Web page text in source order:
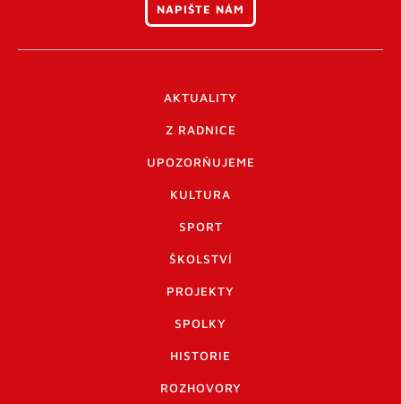
NAPIŠTE NÁM
AKTUALITY
Z RADNICE
UPOZORŇUJEME
KULTURA
SPORT
ŠKOLSTVÍ
PROJEKTY
SPOLKY
HISTORIE
ROZHOVORY